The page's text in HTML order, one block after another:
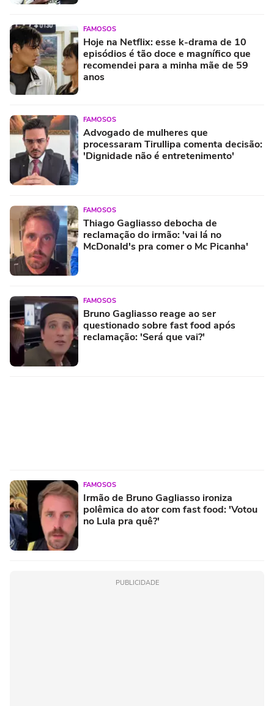
FAMOSOS
Hoje na Netflix: esse k-drama de 10
episódios é tão doce e magnífico que
recomendei para a minha mãe de 59
anos
FAMOSOS
Advogado de mulheres que
processaram Tirullipa comenta decisão:
'Dignidade não é entretenimento'
FAMOSOS
Thiago Gagliasso debocha de
reclamação do irmão: 'vai lá no
McDonald's pra comer o Mc Picanha'
FAMOSOS
Bruno Gagliasso reage ao ser
questionado sobre fast food após
reclamação: 'Será que vai?'
FAMOSOS
Irmão de Bruno Gagliasso ironiza
polêmica do ator com fast food: 'Votou
no Lula pra quê?'
PUBLICIDADE